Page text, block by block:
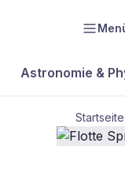
Astronomie &
Startseite